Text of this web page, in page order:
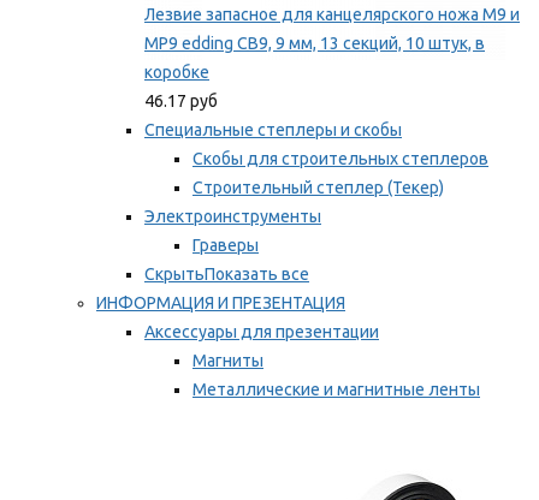
Лезвие запасное для канцелярского ножа M9 и
MP9 edding CB9, 9 мм, 13 секций, 10 штук, в
коробке
46.17 руб
Специальные степлеры и скобы
Скобы для строительных степлеров
Строительный степлер (Текер)
Электроинструменты
Граверы
СкрытьПоказать все
ИНФОРМАЦИЯ И ПРЕЗЕНТАЦИЯ
Аксессуары для презентации
Магниты
Металлические и магнитные ленты